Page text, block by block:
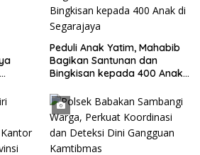
Peduli Anak Yatim, Mahabib
Bagikan Santunan dan
Bingkisan kepada 400 Anak